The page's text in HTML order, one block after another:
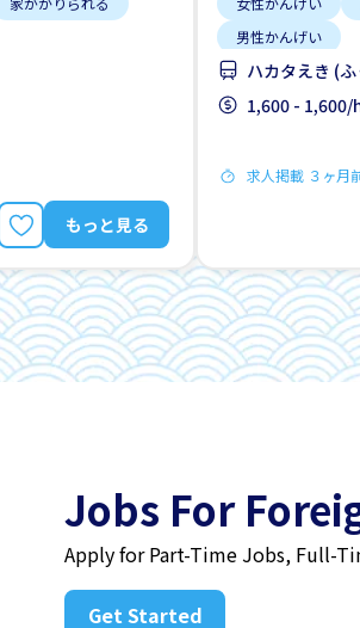
もっと見る
男性かんげい
ハカタえき (
1,600 -
求人掲載 ３ヶ月
Jobs For
Apply for Part-Time Jobs, Full-
Get Started